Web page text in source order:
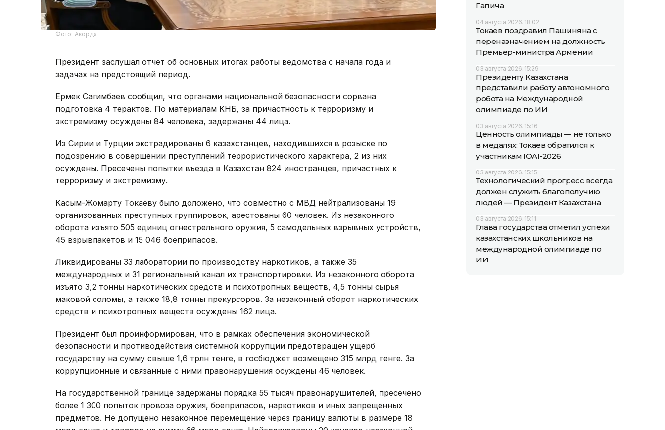
Фото: Акорда
Президент заслушал отчет об основных итогах работы ведомства с начала года и
задачах на предстоящий период.
Ермек Сагимбаев сообщил, что органами национальной безопасности сорвана
подготовка 4 терактов. По материалам КНБ, за причастность к терроризму и
экстремизму осуждены 84 человека, задержаны 44 лица.
Из Сирии и Турции экстрадированы 6 казахстанцев, находившихся в розыске по
подозрению в совершении преступлений террористического характера, 2 из них
осуждены. Пресечены попытки въезда в Казахстан 824 иностранцев, причастных к
терроризму и экстремизму.
Касым-Жомарту Токаеву было доложено, что совместно с МВД нейтрализованы 19
организованных преступных группировок, арестованы 60 человек. Из незаконного
оборота изъято 505 единиц огнестрельного оружия, 5 самодельных взрывных устройств,
45 взрывпакетов и 15 046 боеприпасов.
Ликвидированы 33 лаборатории по производству наркотиков, а также 35
международных и 31 региональный канал их транспортировки. Из незаконного оборота
изъято 3,2 тонны наркотических средств и психотропных веществ, 4,5 тонны сырья
маковой соломы, а также 18,8 тонны прекурсоров. За незаконный оборот наркотических
средств и психотропных веществ осуждены 162 лица.
Президент был проинформирован, что в рамках обеспечения экономической
безопасности и противодействия системной коррупции предотвращен ущерб
государству на сумму свыше 1,6 трлн тенге, в госбюджет возмещено 315 млрд тенге. За
коррупционные и связанные с ними правонарушения осуждены 46 человек.
На государственной границе задержаны порядка 55 тысяч правонарушителей, пресечено
более 1 300 попыток провоза оружия, боеприпасов, наркотиков и иных запрещенных
предметов. Не допущено незаконное перемещение через границу валюты в размере 18
Гапича
04 августа 2026, 18:02
Токаев поздравил Пашиняна с
переназначением на должность
Премьер-министра Армении
03 августа 2026, 15:29
Президенту Казахстана
представили работу автономного
робота на Международной
олимпиаде по ИИ
03 августа 2026, 15:16
Ценность олимпиады — не только
в медалях: Токаев обратился к
участникам IOAI-2026
03 августа 2026, 15:15
Технологический прогресс всегда
должен служить благополучию
людей — Президент Казахстана
03 августа 2026, 15:11
Глава государства отметил успехи
казахстанских школьников на
международной олимпиаде по
ИИ